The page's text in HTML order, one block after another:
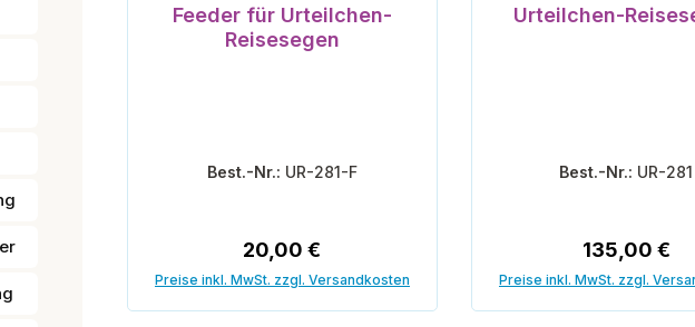
Feeder für Urteilchen-
Reisesegen
Best.-Nr.: UR-281-F
Regulärer Preis:
20,00 €
Preise inkl. MwSt. zzgl. Versandkosten
Urteilchen-
Best.-Nr.: UR-281
Regulärer
135,00 €
Preise inkl. MwSt. zzgl.